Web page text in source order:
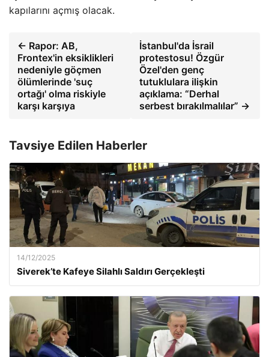
kapılarını açmış olacak.
← Rapor: AB,
Frontex'in eksiklikleri
nedeniyle göçmen
ölümlerinde 'suç
ortağı' olma riskiyle
karşı karşıya
İstanbul'da İsrail
protestosu! Özgür
Özel'den genç
tutuklulara ilişkin
açıklama: “Derhal
serbest bırakılmalılar” →
Tavsiye Edilen Haberler
14/12/2025
Siverek’te Kafeye Silahlı Saldırı Gerçekleşti